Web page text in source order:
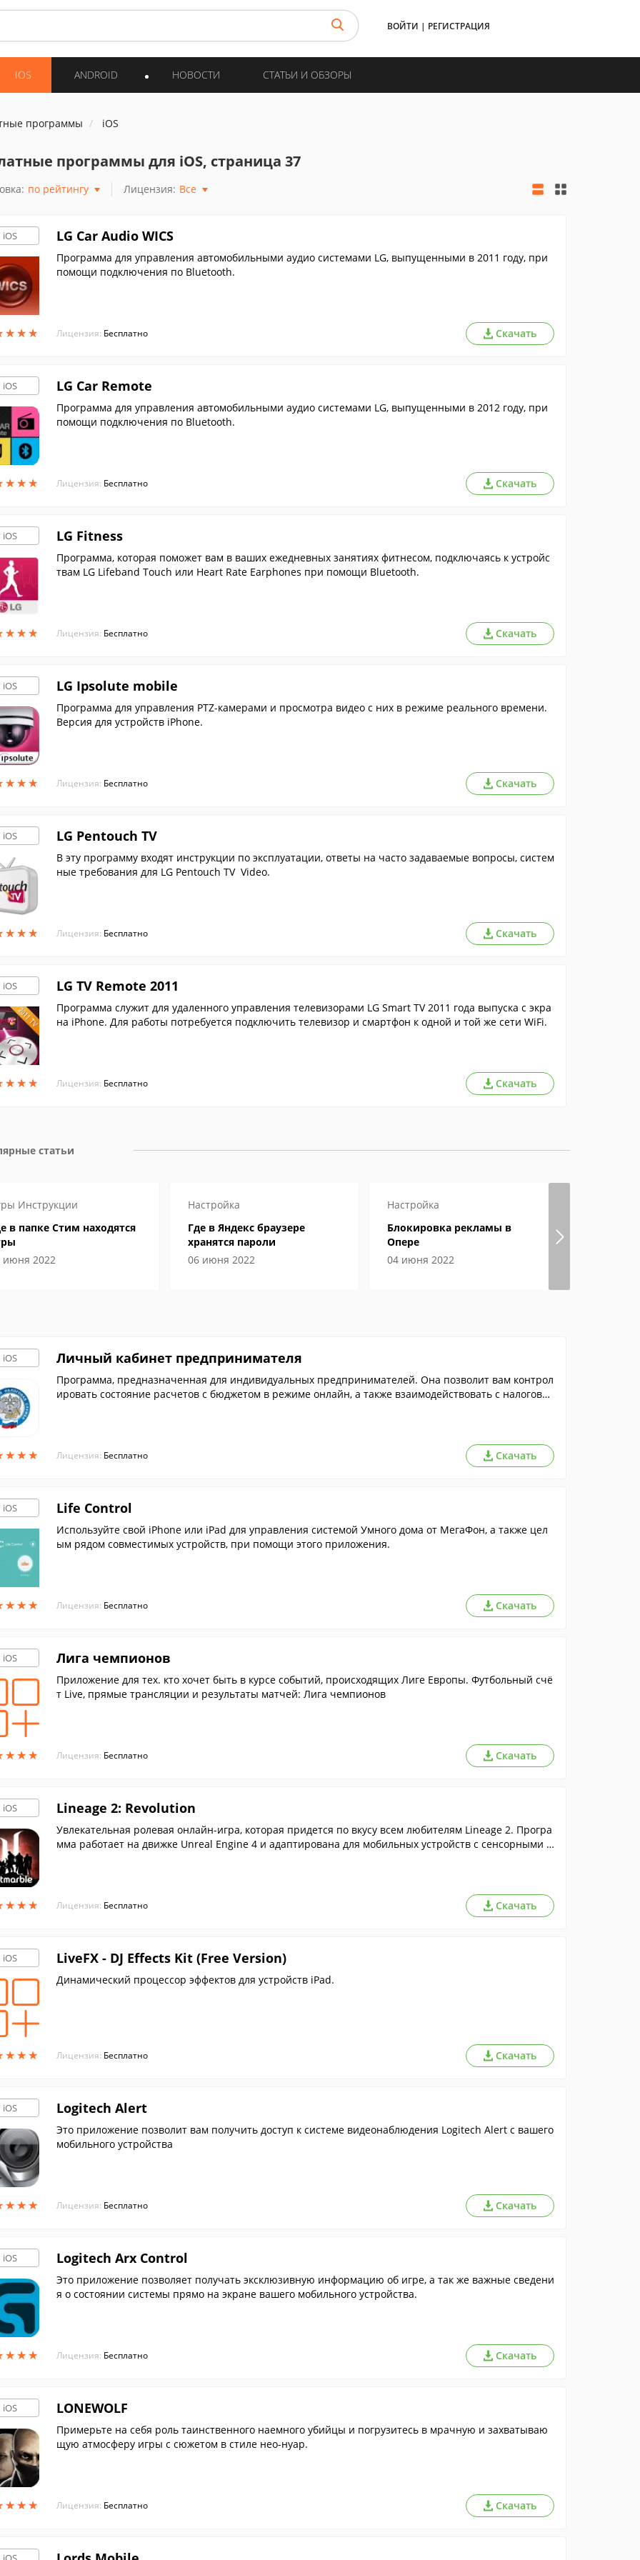
ВОЙТИ | РЕГИСТРАЦИЯ
IOS ANDROID НОВОСТИ СТАТЬИ И ОБЗОРЫ
программы iOS
программы для iOS, страница 37
по рейтингу Лицензия: Все
iOS
★★★
★★★
LG Car Audio WICS
Программа для управления автомобильными аудио системами LG, выпущенными в 2011 году, при
помощи подключения по Bluetooth.
Лицензия: Бесплатно Скачать
iOS
★★★
★★★
LG Car Remote
Программа для управления автомобильными аудио системами LG, выпущенными в 2012 году, при
помощи подключения по Bluetooth.
Лицензия: Бесплатно Скачать
iOS
★★★
★★★
LG Fitness
Программа, которая поможет вам в ваших ежедневных занятиях фитнесом, подключаясь к устройс
твам LG Lifeband Touch или Heart Rate Earphones при помощи Bluetooth.
Лицензия: Бесплатно Скачать
iOS
★★★
★★★
LG Ipsolute mobile
Программа для управления PTZ-камерами и просмотра видео с них в режиме реального времени.
Версия для устройств iPhone.
Лицензия: Бесплатно Скачать
iOS
★★★
★★★
LG Pentouch TV
В эту программу входят инструкции по эксплуатации, ответы на часто задаваемые вопросы, систем
ные требования для LG Pentouch TV Video.
Лицензия: Бесплатно Скачать
iOS
★★★
★★★
LG TV Remote 2011
Программа служит для удаленного управления телевизорами LG Smart TV 2011 года выпуска с экра
на iPhone. Для работы потребуется подключить телевизор и смартфон к одной и той же сети WiFi.
Лицензия: Бесплатно Скачать
статьи
Инструкции
в папке Стим находятся
июня 2022
Настройка
Где в Яндекс браузере
хранятся пароли
06 июня 2022
Настройка
Блокировка рекламы в
Опере
04 июня 2022
iOS
★★★
★★★
Личный кабинет предпринимателя
Программа, предназначенная для индивидуальных предпринимателей. Она позволит вам контрол
ировать состояние расчетов с бюджетом в режиме онлайн, а также взаимодействовать с налоговы
Лицензия: Бесплатно Скачать
iOS
★★★
★★★
Life Control
Используйте свой iPhone или iPad для управления системой Умного дома от МегаФон, а также цел
ым рядом совместимых устройств, при помощи этого приложения.
Лицензия: Бесплатно Скачать
iOS
★★★
★★★
Лига чемпионов
Приложение для тех. кто хочет быть в курсе событий, происходящих Лиге Европы. Футбольный счё
т Live, прямые трансляции и результаты матчей: Лига чемпионов
Лицензия: Бесплатно Скачать
iOS
★★★
★★★
Lineage 2: Revolution
Увлекательная ролевая онлайн-игра, которая придется по вкусу всем любителям Lineage 2. Програ
мма работает на движке Unreal Engine 4 и адаптирована для мобильных устройств с сенсорными э
Лицензия: Бесплатно Скачать
iOS
★★★
★★★
LiveFX - DJ Effects Kit (Free Version)
Динамический процессор эффектов для устройств iPad.
Лицензия: Бесплатно Скачать
iOS
★★★
★★★
Logitech Alert
Это приложение позволит вам получить доступ к системе видеонаблюдения Logitech Alert с вашего
мобильного устройства
Лицензия: Бесплатно Скачать
iOS
★★★
★★★
Logitech Arx Control
Это приложение позволяет получать эксклюзивную информацию об игре, а так же важные сведени
я о состоянии системы прямо на экране вашего мобильного устройства.
Лицензия: Бесплатно Скачать
iOS
★★★
★★★
LONEWOLF
Примерьте на себя роль таинственного наемного убийцы и погрузитесь в мрачную и захватываю
щую атмосферу игры с сюжетом в стиле нео-нуар.
Лицензия: Бесплатно Скачать